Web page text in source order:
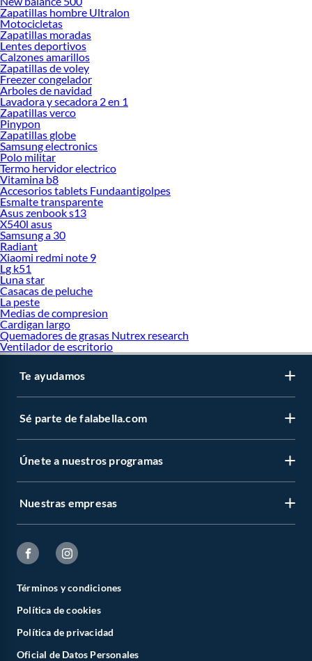
Zapatillas hombre Ultralon
Motocicletas
Zapatillas moradas
Lentes deportivos
Calzones amarillos
Zapatillas de voley
Freezer congelador
Arboles de navidad
Lavadora y secadora 2 en 1
Zapatillas verco
Pinypon
Zapatillas globe
Samsung electronics
Polo militar
Termo hervidor electrico
Vitamina b8
Accesorios tablets Fundaantigolpes
Esmalte transparente
Asus zenbook s13
X540l asus
Samsung a 30
Radiant
Xiaomi redmi note 9
Lg k51
Luna star
Casacas de peluche
La peste
Medias de compresion
Cardigan largo
Quemadores de grasas Nutrex research
Ventilador de escritorio
Te ayudamos
Sé parte de falabella.com
Únete a nuestros programas
Nuestras empresas
Términos y condiciones
Política de cookies
Política de privacidad
Oficial de Datos Personales